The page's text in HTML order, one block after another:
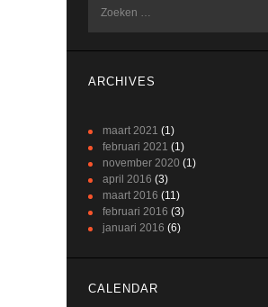
naar:
ARCHIVES
maart 2021 (1)
februari 2021 (1)
november 2020 (1)
april 2016 (3)
maart 2016 (11)
februari 2016 (3)
januari 2016 (6)
CALENDAR